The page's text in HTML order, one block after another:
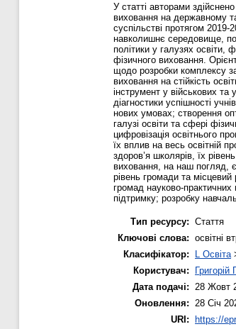
У статті авторами
виховання на державному та
суспільстві протягом
навколишнє середовище,
політики у галузях освіти,
фізичного виховання.
щодо розробки комплексу
виховання на стійкість
інструмент у військових
діагностики успішності
нових умовах; створення
галузі освіти та сфері
цифровізація освітнього
їх вплив на весь освітній
здоров’я школярів, їх
виховання, на наш погляд, є
рівень громади та місцевий
громад науково-
підтримку; розробку
Тип ресурсу: Стаття
Ключові слова: освітні
Класифікатор:
L Освіта
Користувач:
Григорій
Дата подачі:
28 Жовт
Оновлення:
28 Січ
URI: https://